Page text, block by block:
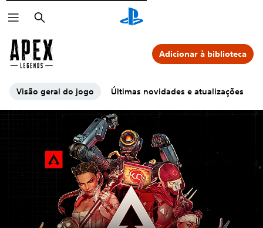
Pesquisar
Visão geral do jogo Últimas novidades e atualizações
Adicionar à biblioteca